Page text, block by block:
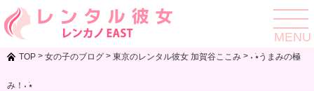
toggle
MENU
TOP > 女の子のブログ > 東京のレンタル彼女 加賀谷ここみ > ˖ ࣪⭑うまみの極
み！˖ ࣪⭑